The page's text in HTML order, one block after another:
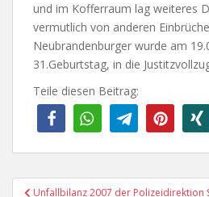
und im Kofferraum lag weiteres
vermutlich von anderen
Neubrandenburger wurde am
31.Geburtstag, in die
Teile diesen Beitrag:
Beitragsnavigation
Unfallbilanz 2007 der Polizeidirektion